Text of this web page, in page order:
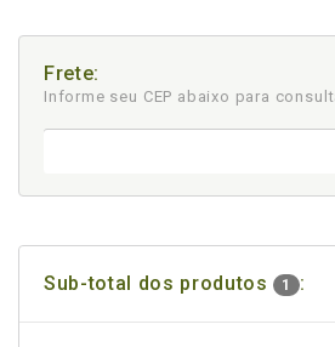
Frete:
Informe seu CEP abaixo para
Sub-total dos produtos 1 :